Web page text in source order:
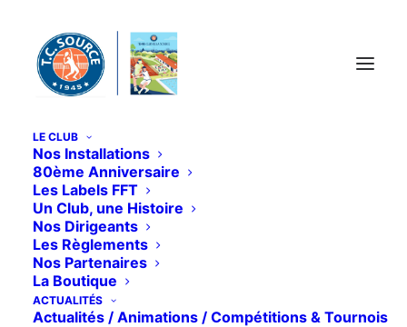
LE CLUB
Nos Installations
80ème Anniversaire
Les Labels FFT
Un Club, une Histoire
Nos Dirigeants
Les Règlements
Nos Partenaires
La Boutique
ACTUALITÉS
Actualités / Animations / Compétitions & Tournois
Mois : octobre 2025